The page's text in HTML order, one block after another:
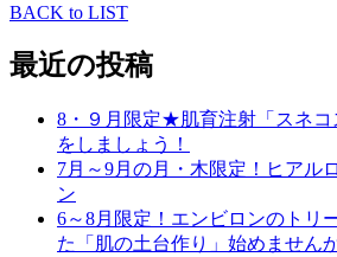
BACK to LIST
最近の投稿
8・９月限定★肌育注射「スネコ
をしましょう！
7月～9月の月・木限定！ヒアル
ン
6～8月限定！エンビロンのトリ
た「肌の土台作り」始めません